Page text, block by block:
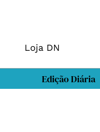
Loja DN
Edição Diária